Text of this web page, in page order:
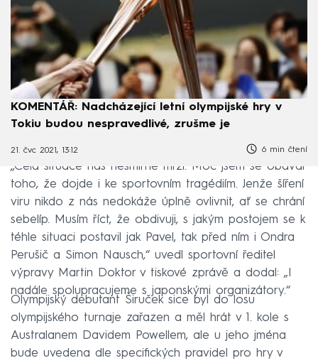
KOMENTÁŘ: Nadcházející letní olympijské hry v
Tokiu budou nespravedlivé, zrušme je
21. čvc 2021, 13:12 6 min čtení
„Celá situace nás nesmírně mrzí. Moc jsem se obával
toho, že dojde i ke sportovním tragédiím. Jenže šíření
viru nikdo z nás nedokáže úplně ovlivnit, ať se chrání
sebelíp. Musím říct, že obdivuji, s jakým postojem se k
téhle situaci postavil jak Pavel, tak před ním i Ondra
Perušič a Simon Nausch,“ uvedl sportovní ředitel
výpravy Martin Doktor v tiskové zprávě a dodal: „I
nadále spolupracujeme s japonskými organizátory.“
Olympijský debutant Širuček sice byl do losu
olympijského turnaje zařazen a měl hrát v 1. kole s
Australanem Davidem Powellem, ale u jeho jména
bude uvedena dle specifických pravidel pro hry v